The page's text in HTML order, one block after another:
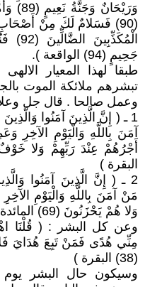
جَحِيمٍ (94) الواقعة ).
طبقا لهذا المعيار
تبشرهم ملائكة الموت
وعمل صالحا . قال جل
1 ـ ( إِنَّ الَّذِينَ آمَنُوا
آمَنَ بِاللَّهِ وَالْيَوْمِ
البقرة )
2 ـ ( إِنَّ الَّذِينَ آمَنُوا
مَنْ آمَنَ بِاللَّهِ وَالْيَوْمِ
وَلا هُمْ يَحْزَنُونَ (69) المائدة ).
وعن كل البشر : ( قُلْنَا
مِنِّي هُدًى فَمَنْ تَبِعَ هُدَايَ
(38) البقرة )
وسيكون حال البشر يوم